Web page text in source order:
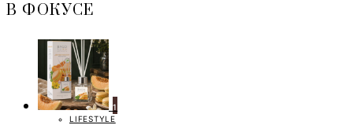
В ФОКУСЕ
1
LIFESTYLE